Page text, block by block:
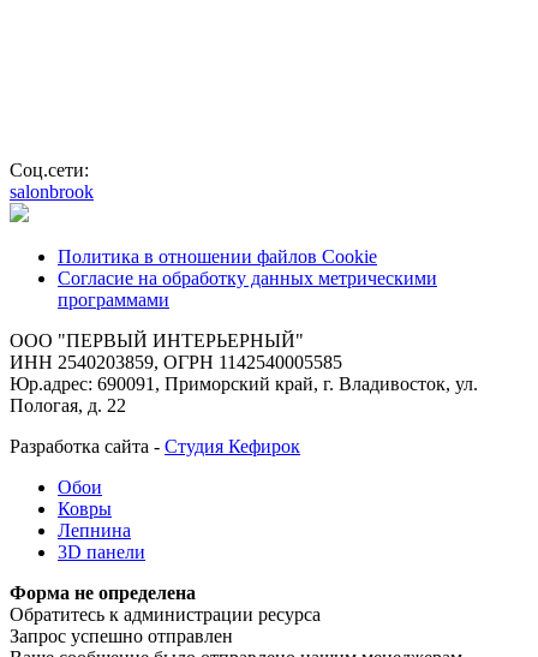
Соц.сети:
salonbrook
Политика в отношении файлов Cookie
Согласие на обработку данных метрическими
программами
ООО "ПЕРВЫЙ ИНТЕРЬЕРНЫЙ"
ИНН 2540203859, ОГРН 1142540005585
Юр.адрес: 690091, Приморский край, г. Владивосток, ул.
Пологая, д. 22
Разработка сайта - Студия Кефирок
Обои
Ковры
Лепнина
3D панели
Форма не определена
Обратитесь к администрации ресурса
Запрос успешно отправлен